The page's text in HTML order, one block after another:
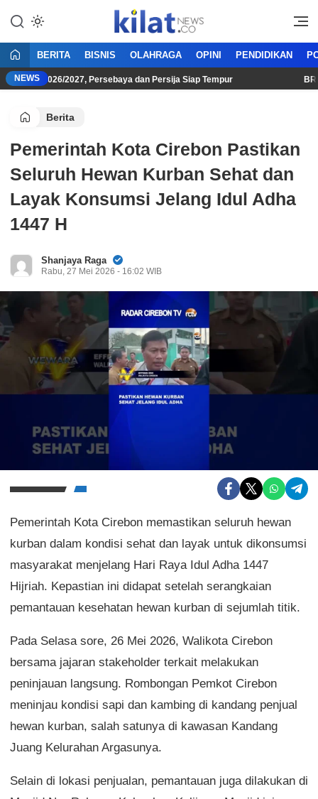
KilatNews.co
Mencerdaskan Anak Bangsa
BERITA BISNIS OLAHRAGA OPINI PENDIDIKAN
NEWS
2026/2027, Persebaya dan Persija Siap Tempur BRI
Berita
Pemerintah Kota Cirebon Pastikan
Seluruh Hewan Kurban Sehat dan
Layak Konsumsi Jelang Idul Adha
1447 H
Shanjaya Raga
Rabu, 27 Mei 2026 - 16:02 WIB
Pemerintah Kota Cirebon memastikan seluruh hewan
kurban dalam kondisi sehat dan layak untuk dikonsumsi
masyarakat menjelang Hari Raya Idul Adha 1447
Hijriah. Kepastian ini didapat setelah serangkaian
pemantauan kesehatan hewan kurban di sejumlah titik.
Pada Selasa sore, 26 Mei 2026, Walikota Cirebon
bersama jajaran stakeholder terkait melakukan
peninjauan langsung. Rombongan Pemkot Cirebon
meninjau kondisi sapi dan kambing di kandang penjual
hewan kurban, salah satunya di kawasan Kandang
Juang Kelurahan Argasunya.
Selain di lokasi penjualan, pemantauan juga dilakukan di